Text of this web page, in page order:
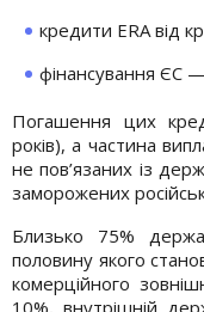
кредити ERA від
фінансування ЄС
Погашення цих
років), а частина
не пов’язаних із
заморожених
Близько 75%
половину якого
комерційного
10%, внутрішній